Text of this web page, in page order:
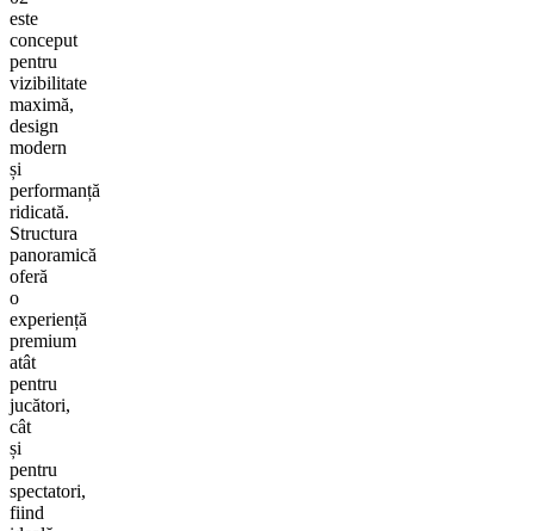
este
conceput
pentru
vizibilitate
maximă,
design
modern
și
performanță
ridicată.
Structura
panoramică
oferă
o
experiență
premium
atât
pentru
jucători,
cât
și
pentru
spectatori,
fiind